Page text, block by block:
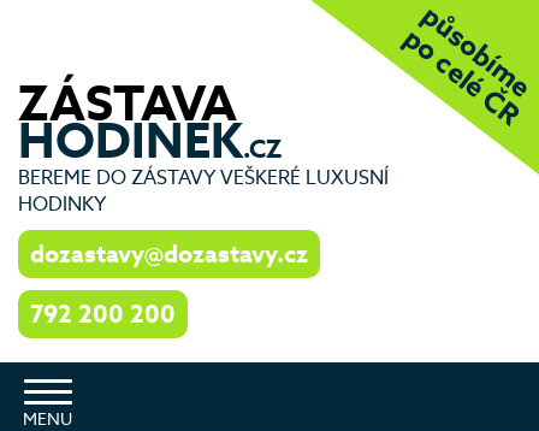
působíme
po celé ČR
ZÁSTAVA
HODINEK.CZ
BEREME DO ZÁSTAVY VEŠKERÉ LUXUSNÍ
HODINKY
dozastavy@dozastavy.cz
792 200 200
Toggle
navigation